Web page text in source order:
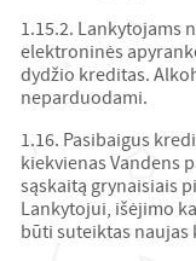
1.15.2. Lankytojams
elektroninės
dydžio kreditas.
neparduodami.
1.16. Pasibaigus
kiekvienas Vandens
sąskaitą grynaisiais
Lankytojui, išėjimo
būti suteiktas naujas